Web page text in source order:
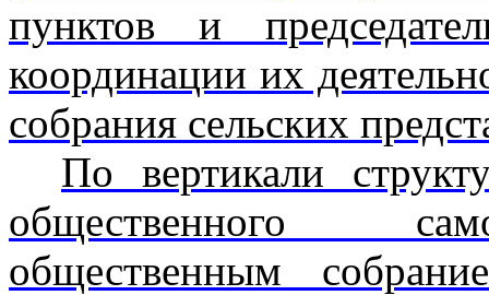
пунктов и
координации их
собрания сельских
По вертикали
общественного
общественным